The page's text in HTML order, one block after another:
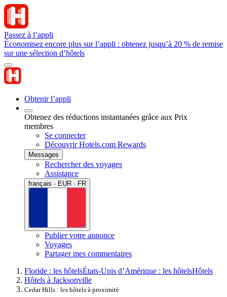
Passez à l’appli
Économisez encore plus sur l’appli : obtenez jusqu’à 20 % de remise
sur une sélection d’hôtels
Obtenir l’appli
Obtenez des réductions instantanées grâce aux Prix
membres
Se connecter
Découvrir Hotels.com Rewards
Messages
Rechercher des voyages
Assistance
français · EUR · FR
Publier votre annonce
Voyages
Partager mes commentaires
Floride : les hôtelsÉtats-Unis d’Amérique : les hôtelsHôtels
Hôtels à Jacksonville
Cedar Hills : les hôtels à proximité